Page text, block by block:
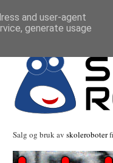
Salg og bruk av skoleroboter
and user-agent
generate usage